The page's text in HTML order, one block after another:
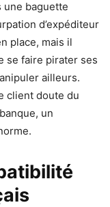
une baguette
d’expéditeur
place, mais il
se faire pirater ses
ailleurs.
client doute du
un